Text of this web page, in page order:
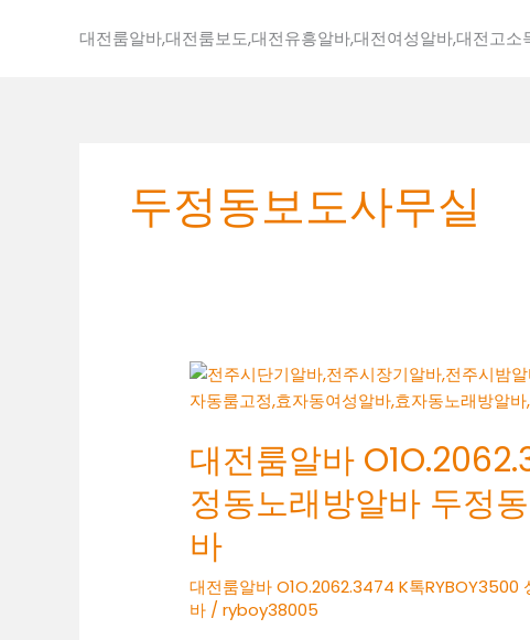
대전룸알바,대전룸보도,대전유흥알바,대전여성알바,대전고소
두정동보도사무실
대전룸알바
정동노래방알바 두정
바
대전룸알바 O1O.2062.3474 K톡
바 /ryboy38005
대
전
알
O1O.2062.3474
K
톡
RYBOY3500
성